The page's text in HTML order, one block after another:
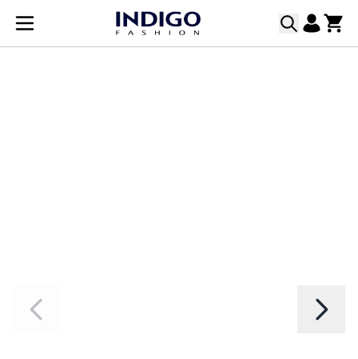
Прескачане към съдържанието